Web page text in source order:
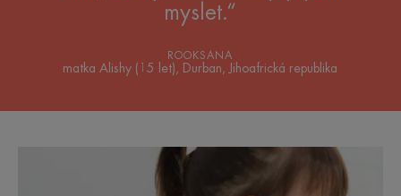
myslet.“
ROOKSANA
matka Alishy (15 let), Durban, Jihoafrická republika